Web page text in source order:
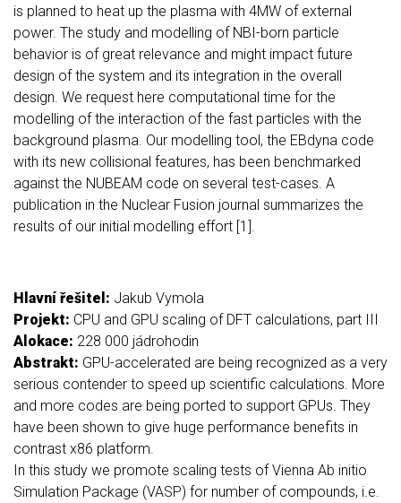
is planned to heat up the plasma with 4MW of external
power. The study and modelling of NBI-born particle
behavior is of great relevance and might impact future
design of the system and its integration in the overall
design. We request here computational time for the
modelling of the interaction of the fast particles with the
background plasma. Our modelling tool, the EBdyna code
with its new collisional features, has been benchmarked
against the NUBEAM code on several test-cases. A
publication in the Nuclear Fusion journal summarizes the
results of our initial modelling effort [1].
Hlavní řešitel: Jakub Vymola
Projekt: CPU and GPU scaling of DFT calculations, part III
Alokace: 228 000 jádrohodin
Abstrakt: GPU-accelerated are being recognized as a very
serious contender to speed up scientific calculations. More
and more codes are being ported to support GPUs. They
have been shown to give huge performance benefits in
contrast x86 platform.
In this study we promote scaling tests of Vienna Ab initio
Simulation Package (VASP) for number of compounds, i.e.